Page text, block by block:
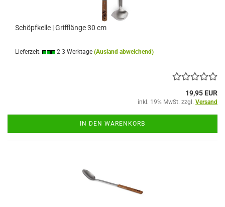
Schöpfkelle | Grifflänge 30 cm
Lieferzeit: 2-3 Werktage (Ausland abweichend)
19,95 EUR
inkl. 19% MwSt. zzgl. Versand
IN DEN WARENKORB